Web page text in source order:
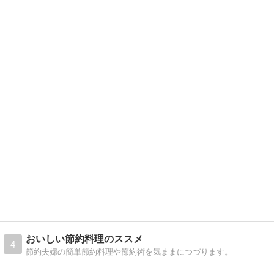
4
おいしい節約料理のススメ
節約夫婦の簡単節約料理や節約術を気ままにつづります。